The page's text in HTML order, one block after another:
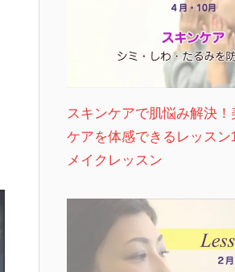
スキンケアで肌悩み解決
ケアを体感できるレッスン
メイクレッスン